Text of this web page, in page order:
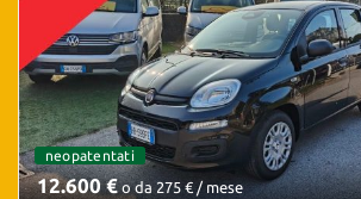
Chiusura centralizzata • Climatizzatore •
della corsia • Controllo trazione • ESP •
assistita • Riconoscimento dei segnali stradali
parcheggio posteriori • Servosterzo
neopatentati
12.600 €o da 275 € / mese